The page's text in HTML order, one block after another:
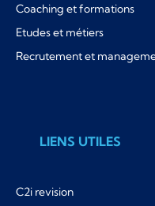
Coaching et formations
Etudes et métiers
Recrutement et
LIENS UTILES
C2i revision